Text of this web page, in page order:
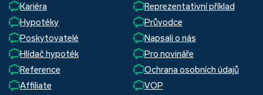
Kariéra
Reprezentativní příklad
Hypotéky
Průvodce
Poskytovatelé
Napsali o nás
Hlídač hypoték
Pro novináře
Reference
Ochrana osobních údajů
Affiliate
VOP